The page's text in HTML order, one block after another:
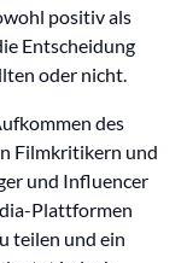
positiv als
Entscheidung
oder nicht.
des
Filmkritikern und
und Influencer
Plattformen
teilen und ein